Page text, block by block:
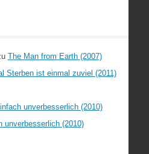
The Man from Earth (2007)
Sterben ist einmal zuviel (2011)
unverbesserlich (2010)
unverbesserlich (2010)